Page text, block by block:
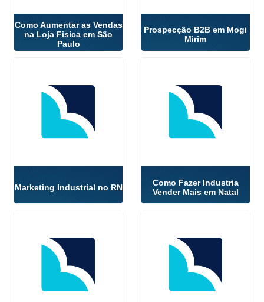
Como Aumentar as Vendas
na Loja Fisica em São
Paulo
Prospecção B2B em Mogi
Mirim
Marketing Industrial no RN
Como Fazer Industria
Vender Mais em Natal